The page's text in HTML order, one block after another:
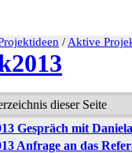
/ Aktive
dieser Seite
Gespräch mit
Anfrage an das